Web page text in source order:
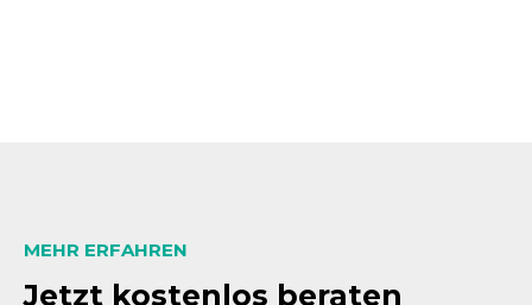
MEHR ERFAHREN
Jetzt kostenlos beraten